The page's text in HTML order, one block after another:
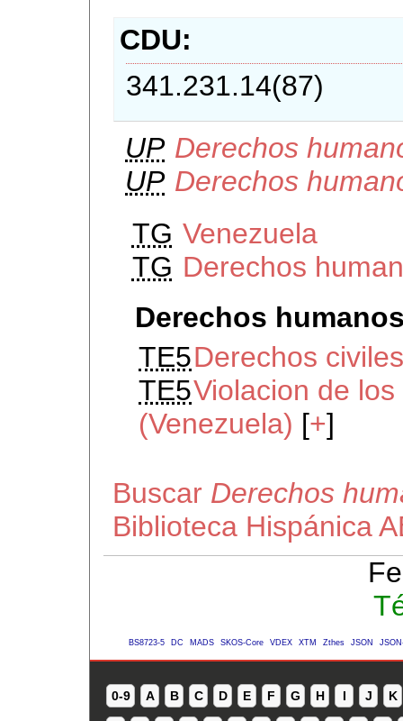
CDU
341.231.14(87)
UP Derechos
UP Derechos
TG Venezuela
TG Derechos
Derechos
TE5Derechos
TE5Violacion de
(Venezuela) [+]
Buscar Derechos
Biblioteca Hispánica
BS8723-5 DC MADS SKOS-Core VDEX XTM Zthes JSON
0-9 A B C D E F G H I J K